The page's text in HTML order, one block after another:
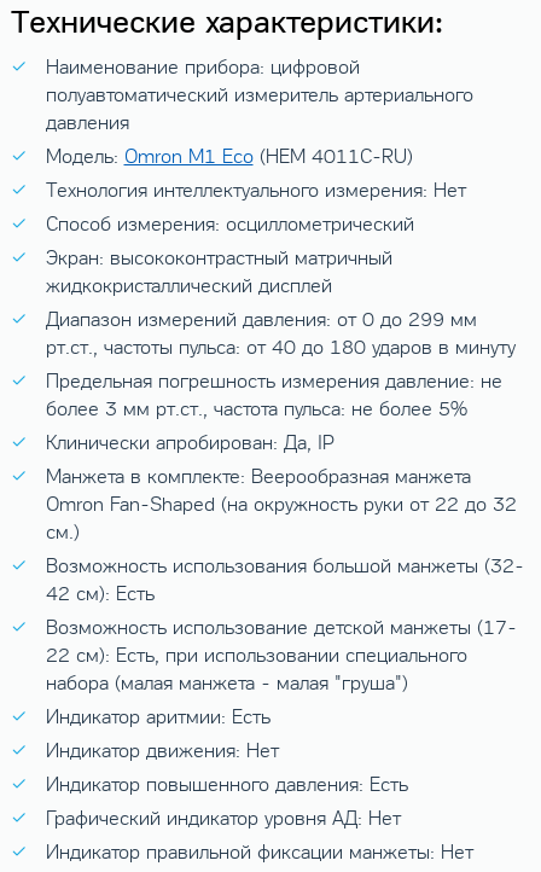
Технические характеристики:
Наименование прибора: цифровой
полуавтоматический измеритель артериального
давления
Модель: Omron M1 Eco(HEM 4011C-RU)
Технология интеллектуального измерения: Нет
Способ измерения: осциллометрический
Экран: высококонтрастный матричный
жидкокристаллический дисплей
Диапазон измерений давления: от 0 до 299 мм
рт.ст., частоты пульса: от 40 до 180 ударов в минуту
Предельная погрешность измерения давление: не
более 3 мм рт.ст., частота пульса: не более 5%
Клинически апробирован: Да, IP
Манжета в комплекте: Веерообразная манжета
Omron Fan-Shaped (на окружность руки от 22 до 32
см.)
Возможность использования большой манжеты (32-
42 см): Есть
Возможность использование детской манжеты (17-
22 см): Есть, при использовании специального
набора (малая манжета - малая "груша")
Индикатор аритмии: Есть
Индикатор движения: Нет
Индикатор повышенного давления: Есть
Графический индикатор уровня АД: Нет
Индикатор правильной фиксации манжеты: Нет